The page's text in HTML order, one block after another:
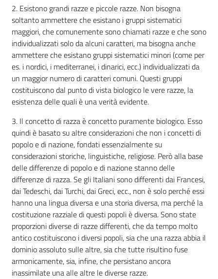
Per i cittadini
2. Esistono grandi razze e piccole razze. Non bisogna
soltanto ammettere che esistano i gruppi sistematici
maggiori, che comunemente sono chiamati razze e che sono
individualizzati solo da alcuni caratteri, ma bisogna anche
ammettere che esistano gruppi sistematici minori (come per
es. i nordici, i mediterranei, i dinarici, ecc.) individualizzati da
un maggior numero di caratteri comuni. Questi gruppi
costituiscono dal punto di vista biologico le vere razze, la
esistenza delle quali è una verità evidente.
3. Il concetto di razza è concetto puramente biologico. Esso
quindi è basato su altre considerazioni che non i concetti di
popolo e di nazione, fondati essenzialmente su
considerazioni storiche, linguistiche, religiose. Però alla base
delle differenze di popolo e di nazione stanno delle
differenze di razza. Se gli Italiani sono differenti dai Francesi,
dai Tedeschi, dai Turchi, dai Greci, ecc., non è solo perché essi
hanno una lingua diversa e una storia diversa, ma perché la
costituzione razziale di questi popoli è diversa. Sono state
proporzioni diverse di razze differenti, che da tempo molto
antico costituiscono i diversi popoli, sia che una razza abbia il
dominio assoluto sulle altre, sia che tutte risultino fuse
armonicamente, sia, infine, che persistano ancora
inassimilate una alle altre le diverse razze.